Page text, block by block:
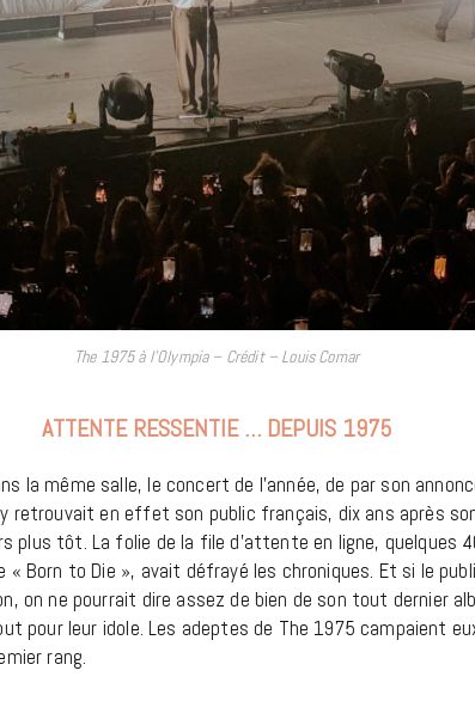
The 1975 à l’Olympia – Crédit – Louis Comar
ATTENTE RESSENTIE … DEPUIS 1975
la même salle, le concert de l’année, de par son
retrouvait en effet son public français, dix ans après
plus tôt. La folie de la file d’attente en ligne, quelques
Born to Die », avait défrayé les chroniques. Et si le
on ne pourrait dire assez de bien de son tout dernier
pour leur idole. Les adeptes de The 1975 campaient
rang.
Cage
dévoile «